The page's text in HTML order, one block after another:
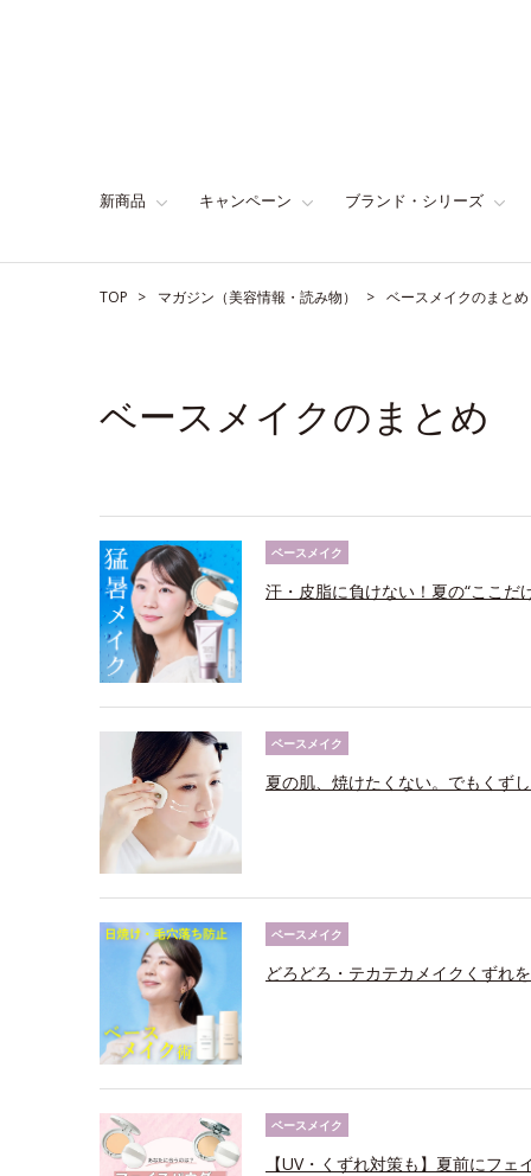
新商品 キャンペーン ブランド・シリーズ
TOP マガジン（美容情報・読み物） ベースメイクのまとめ
ベースメイクのまとめ
ベースメイク
汗・皮脂に負けない！夏の“ここだ
ベースメイク
夏の肌、焼けたくない。でもくず
ベースメイク
どろどろ・テカテカメイクくずれ
ベースメイク
【UV・くずれ対策も】夏前にフェ